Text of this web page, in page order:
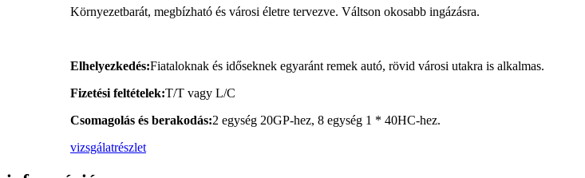
Környezetbarát, megbízható és városi életre tervezve. Váltson okosabb ingázásra.
Elhelyezkedés:Fiataloknak és időseknek egyaránt remek autó, rövid városi utakra is alkalmas.
Fizetési feltételek:T/T vagy L/C
Csomagolás és berakodás:2 egység 20GP-hez, 8 egység 1 * 40HC-hez.
vizsgálatrészlet